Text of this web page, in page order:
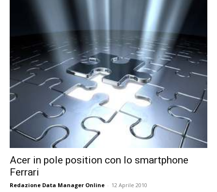
Acer in pole position con lo smartphone
Ferrari
Redazione Data Manager Online - 12 Aprile 2010